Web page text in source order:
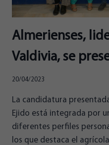
Almerienses,
Valdivia, se
20/04/2023
La candidatura
Ejido está integrada por
diferentes perfiles
los que destaca el